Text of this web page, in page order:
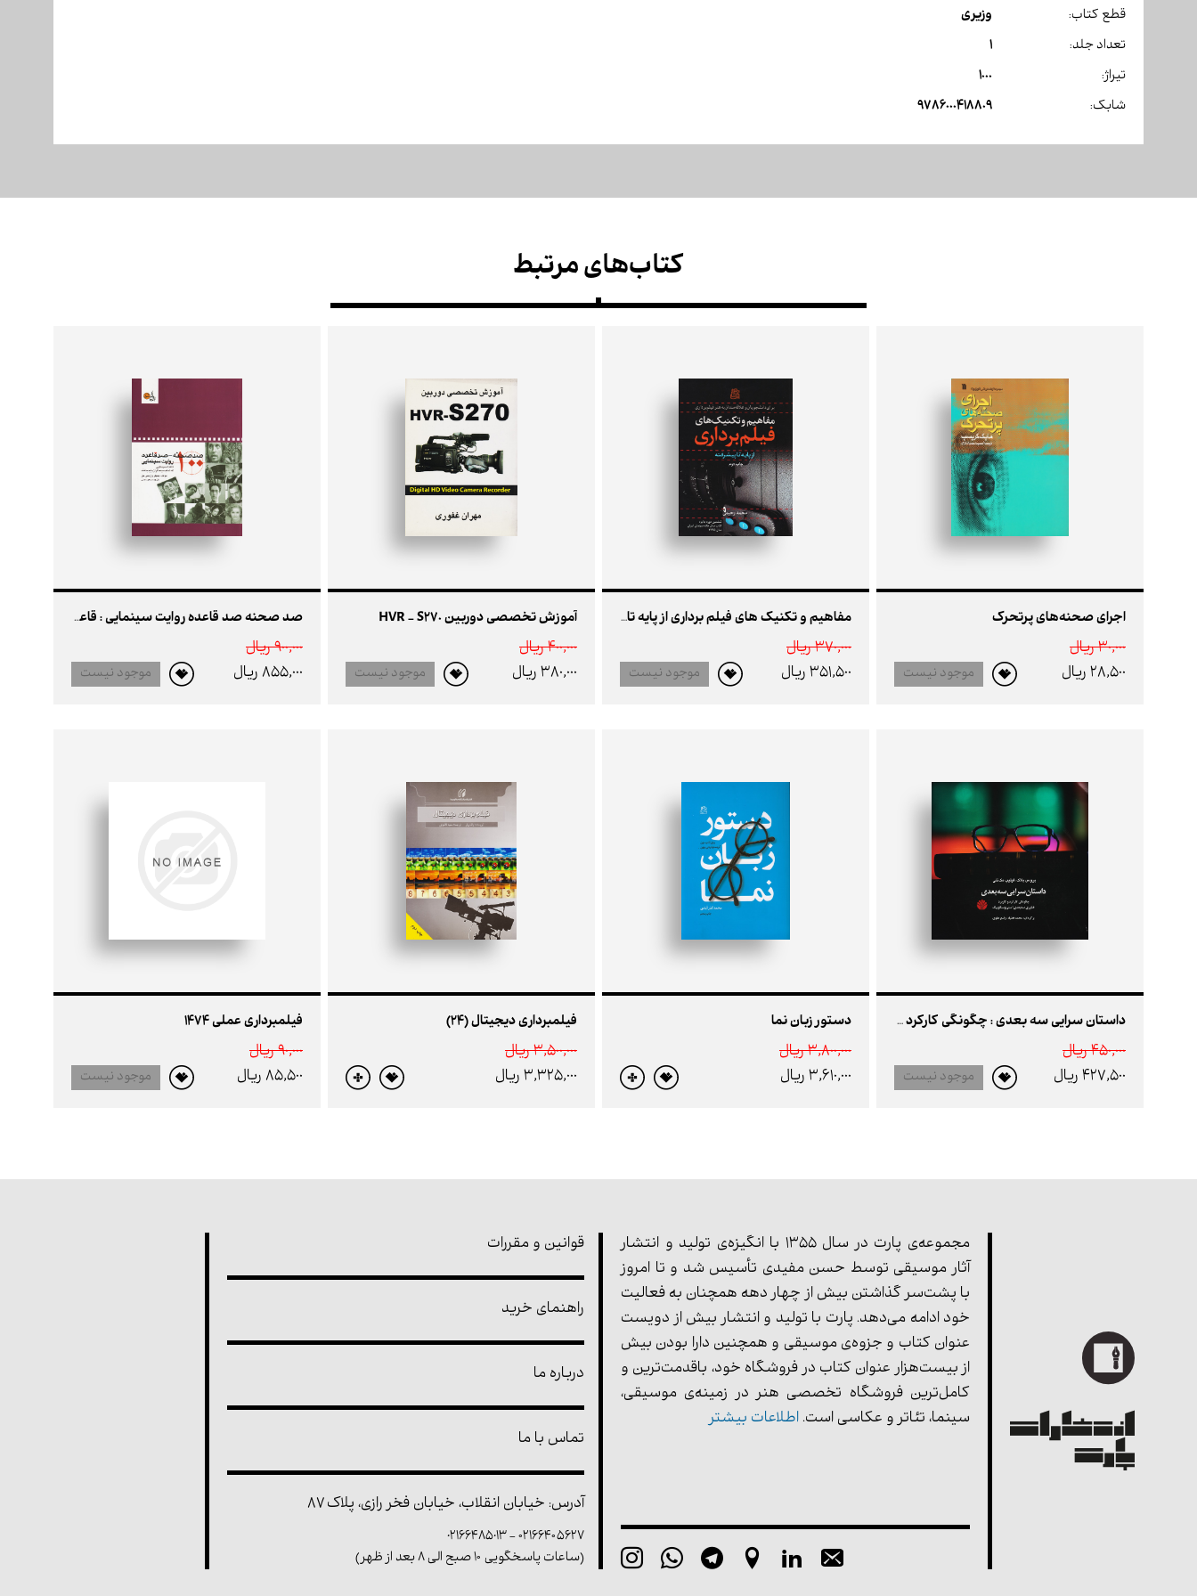
قطع کتاب: وزیری
تعداد جلد: 1
تیراژ: 1000
شابک: 9786000418809
کتاب‌های مرتبط
اجرای صحنه‌های پرتحرک
30,000 ريال
28,500 ريال
موجود نیست
مفاهیم و تکنیک های فیلم برداری از پایه تا پیشرفته
370,000 ريال
351,500 ريال
موجود نیست
آموزش تخصصی دوربین HVR - S270
400,000 ريال
380,000 ريال
موجود نیست
صد صحنه صد قاعده روایت سینمایی : قاعده سینمایی که تمام سینماگران باید بدانند
900,000 ريال
855,000 ريال
موجود نیست
داستان سرایی سه بعدی : چگونگی کارکرد و کاربرد فناوری سه بعدی استریوسکوپیک
450,000 ريال
427,500 ريال
موجود نیست
دستور زبان نما
3,800,000 ريال
3,610,000 ريال
فیلمبرداری دیجیتال (24)
3,500,000 ريال
3,325,000 ريال
فیلمبرداری عملی 1474
90,000 ريال
85,500 ريال
موجود نیست
مجموعه‌ی پارت در سال 1355 با انگیزه‌ی تولید و انتشار
آثار موسیقی توسط حسن مفیدی تأسیس شد و تا امروز
با پشت‌سر گذاشتن بیش از چهار دهه همچنان به فعالیت
خود ادامه می‌دهد. پارت با تولید و انتشار بیش از دویست
عنوان کتاب و جزوه‌ی موسیقی و همچنین دارا بودن بیش
از بیست‌هزار عنوان کتاب در فروشگاه خود، باقدمت‌ترین و
کامل‌ترین فروشگاه تخصصی هنر در زمینه‌ی موسیقی،
سینما، تئاتر و عکاسی است. اطلاعات بیشتر
قوانین و مقررات
راهنمای خرید
درباره ما
تماس با ما
آدرس: خیابان انقلاب، خیابان فخر رازی، پلاک ۸۷
۰۲۱۶۶۴۰۵۶۲۷-
02166485013
(ساعات پاسخگویی ۱۰ صبح الی ۸ بعد از ظهر)